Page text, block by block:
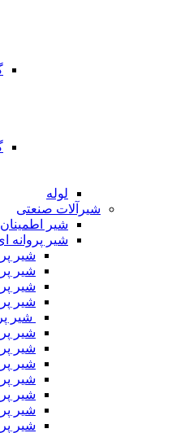
لوله
شیرآلات صنعتی
شیر اطمینان
شیر پروانه
شیر
شیر
شیر
شیر
شیر
شیر
شیر
شیر
شیر
شیر
شیر
شیر